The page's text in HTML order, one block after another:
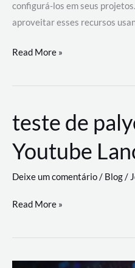
configurá-los em seus
aproveitar esses recursos
GitHub
revoluciona
de
trabalho
com
a
workflows
Read More »
teste de
Youtube
Deixe um comentário/ Blog/
teste
palyer
Read More »